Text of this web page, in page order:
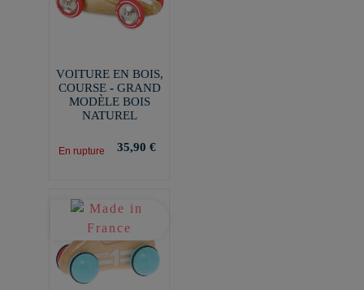
VOITURE EN BOIS,
COURSE - GRAND
MODÈLE BOIS
NATUREL
En rupture 35,90 €